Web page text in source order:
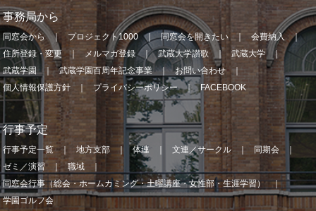
事務局から
同窓会から プロジェクト1000 同窓会を開きたい
会費納入
住所登録・変更
メルマガ登録 武蔵大学讃歌
武蔵大学
武蔵学園
武蔵学園百周年記念事業
お問い合わせ
個人情報保護方針
プライバシーポリシー FACEBOOK
行事予定
行事予定一覧 地方支部 体連 文連／サークル
同期会
ゼミ／演習
職域
同窓会行事（総会・ホームカミング・土曜講座・女性部・生涯学習）
学園ゴルフ会